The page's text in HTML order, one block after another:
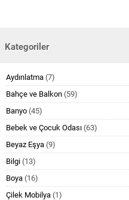
Kategoriler
Aydınlatma (7)
Bahçe ve Balkon (59)
Banyo (45)
Bebek ve Çocuk Odası (63)
Beyaz Eşya (9)
Bilgi (13)
Boya (16)
Çilek Mobilya (1)